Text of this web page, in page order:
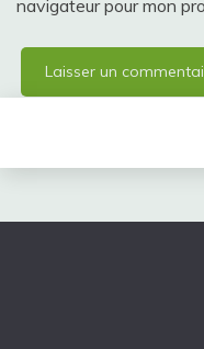
navigateur pour mon